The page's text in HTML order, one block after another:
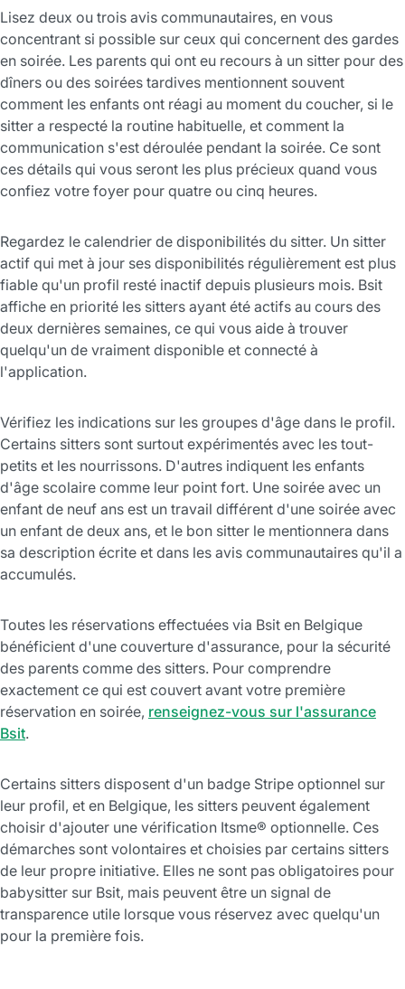
Lisez deux ou trois avis communautaires, en vous
concentrant si possible sur ceux qui concernent des gardes
en soirée. Les parents qui ont eu recours à un sitter pour des
dîners ou des soirées tardives mentionnent souvent
comment les enfants ont réagi au moment du coucher, si le
sitter a respecté la routine habituelle, et comment la
communication s'est déroulée pendant la soirée. Ce sont
ces détails qui vous seront les plus précieux quand vous
confiez votre foyer pour quatre ou cinq heures.
Regardez le calendrier de disponibilités du sitter. Un sitter
actif qui met à jour ses disponibilités régulièrement est plus
fiable qu'un profil resté inactif depuis plusieurs mois. Bsit
affiche en priorité les sitters ayant été actifs au cours des
deux dernières semaines, ce qui vous aide à trouver
quelqu'un de vraiment disponible et connecté à
l'application.
Vérifiez les indications sur les groupes d'âge dans le profil.
Certains sitters sont surtout expérimentés avec les tout-
petits et les nourrissons. D'autres indiquent les enfants
d'âge scolaire comme leur point fort. Une soirée avec un
enfant de neuf ans est un travail différent d'une soirée avec
un enfant de deux ans, et le bon sitter le mentionnera dans
sa description écrite et dans les avis communautaires qu'il a
accumulés.
Toutes les réservations effectuées via Bsit en Belgique
bénéficient d'une couverture d'assurance, pour la sécurité
des parents comme des sitters. Pour comprendre
exactement ce qui est couvert avant votre première
réservation en soirée, renseignez-vous sur l'assurance
Bsit.
Certains sitters disposent d'un badge Stripe optionnel sur
leur profil, et en Belgique, les sitters peuvent également
choisir d'ajouter une vérification Itsme® optionnelle. Ces
démarches sont volontaires et choisies par certains sitters
de leur propre initiative. Elles ne sont pas obligatoires pour
babysitter sur Bsit, mais peuvent être un signal de
transparence utile lorsque vous réservez avec quelqu'un
pour la première fois.